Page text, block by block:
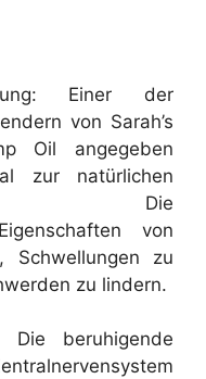
Einer der
von Sarah’s
Oil angegeben
zur natürlichen
Die
von
Schwellungen zu
zu lindern.
Die beruhigende